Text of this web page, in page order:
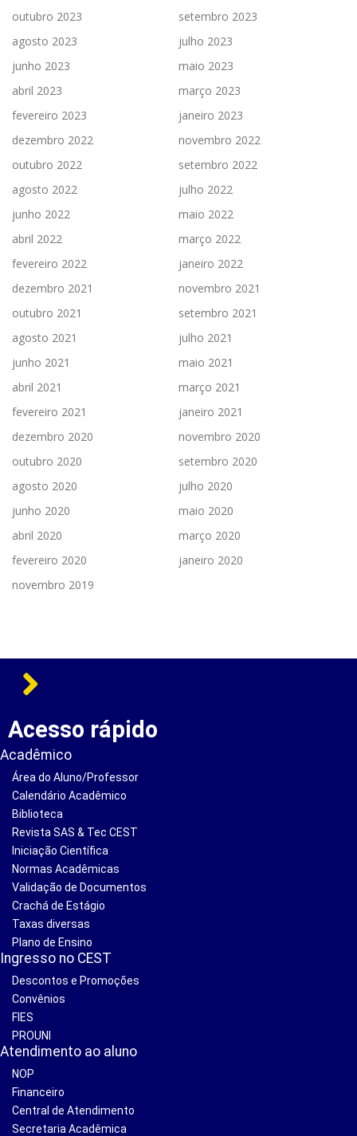
outubro 2023
setembro 2023
agosto 2023
julho 2023
junho 2023
maio 2023
abril 2023
março 2023
fevereiro 2023
janeiro 2023
dezembro 2022
novembro 2022
outubro 2022
setembro 2022
agosto 2022
julho 2022
junho 2022
maio 2022
abril 2022
março 2022
fevereiro 2022
janeiro 2022
dezembro 2021
novembro 2021
outubro 2021
setembro 2021
agosto 2021
julho 2021
junho 2021
maio 2021
abril 2021
março 2021
fevereiro 2021
janeiro 2021
dezembro 2020
novembro 2020
outubro 2020
setembro 2020
agosto 2020
julho 2020
junho 2020
maio 2020
abril 2020
março 2020
fevereiro 2020
janeiro 2020
novembro 2019
Acesso rápido
Acadêmico
Área do Aluno/Professor
Calendário Acadêmico
Biblioteca
Revista SAS & Tec CEST
Iniciação Científica
Normas Acadêmicas
Validação de Documentos
Crachá de Estágio
Taxas diversas
Plano de Ensino
Ingresso no CEST
Descontos e Promoções
Convênios
FIES
PROUNI
Atendimento ao aluno
NOP
Financeiro
Central de Atendimento
Secretaria Acadêmica